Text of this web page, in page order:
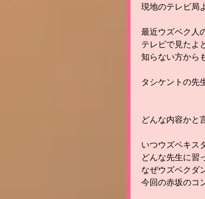
現地のテレビ局
最近ウズベク人
テレビで見たよ
知らない方から
タシケントの先
どんな内容かと
いつウズベキス
どんな先生に習
なぜウズベクダ
今回の赤坂のコ